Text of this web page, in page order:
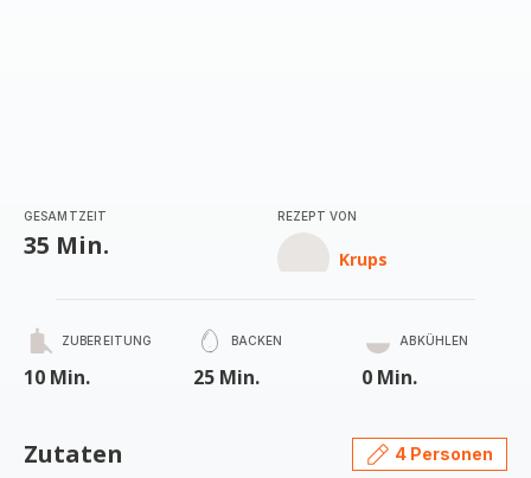
GESAMTZEIT
35 Min.
REZEPT VON
Krups
ZUBEREITUNG
10 Min.
BACKEN
25 Min.
ABKÜHLEN
0 Min.
Zutaten 4 Personen